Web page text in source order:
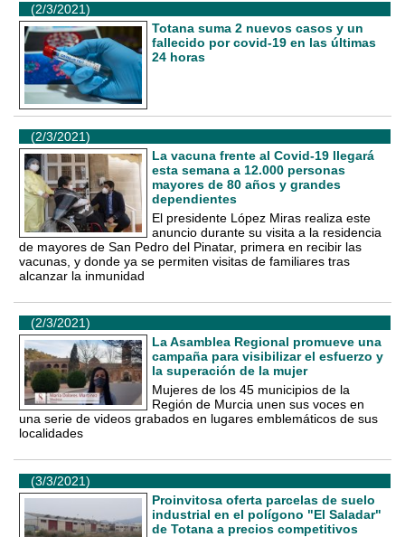
(2/3/2021)
Totana suma 2 nuevos casos y un
fallecido por covid-19 en las últimas
24 horas
(2/3/2021)
La vacuna frente al Covid-19 llegará
esta semana a 12.000 personas
mayores de 80 años y grandes
dependientes
El presidente López Miras realiza este
anuncio durante su visita a la residencia
de mayores de San Pedro del Pinatar, primera en recibir las
vacunas, y donde ya se permiten visitas de familiares tras
alcanzar la inmunidad
(2/3/2021)
La Asamblea Regional promueve una
campaña para visibilizar el esfuerzo y
la superación de la mujer
Mujeres de los 45 municipios de la
Región de Murcia unen sus voces en
una serie de videos grabados en lugares emblemáticos de sus
localidades
(3/3/2021)
Proinvitosa oferta parcelas de suelo
industrial en el polígono "El Saladar"
de Totana a precios competitivos